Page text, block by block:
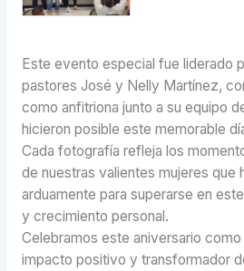
Este evento especial fue liderado
pastores José y Nelly Martínez,
como anfitriona junto a su equipo
hicieron posible este memorable
Cada fotografía refleja los
de nuestras valientes mujeres que
arduamente para superarse en
y crecimiento personal.
Celebramos este aniversario
impacto positivo y transformador